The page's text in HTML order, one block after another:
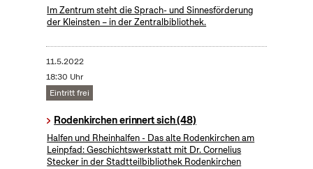
Im Zentrum steht die Sprach- und Sinnesförderung
der Kleinsten – in der Zentralbibliothek.
11.5.2022
18:30 Uhr
Eintritt frei
Rodenkirchen erinnert sich (48)
Halfen und Rheinhalfen - Das alte Rodenkirchen am
Leinpfad: Geschichtswerkstatt mit Dr. Cornelius
Stecker in der Stadtteilbibliothek Rodenkirchen